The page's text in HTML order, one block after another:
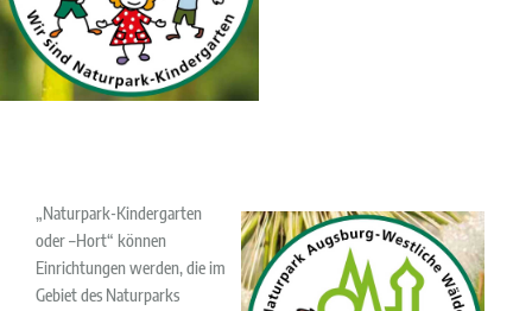
„Naturpark-Kindergarten
oder –Hort“ können
Einrichtungen werden, die im
Gebiet des Naturparks